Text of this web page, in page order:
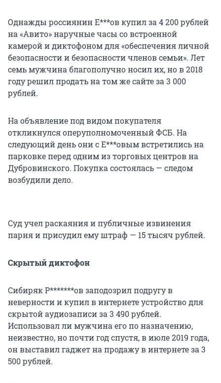
Однажды россиянин Е***ов купил за 4 200 рублей
на «Авито» наручные часы со встроенной
камерой и диктофоном для «обеспечения личной
безопасности и безопасности членов семьи». Лет
семь мужчина благополучно носил их, но в 2018
году решил продать на том же сайте за 3 000
рублей.
На объявление под видом покупателя
откликнулся оперуполномоченный ФСБ. На
следующий день они с Е***овым встретились на
парковке перед одним из торговых центров на
Дубровинского. Покупка состоялась — следом
возбудили дело.
Суд учел раскаяния и публичные извинения
парня и присудил ему штраф — 15 тысяч рублей.
Скрытый диктофон
Сибиряк Р*******ов заподозрил подругу в
неверности и купил в интернете устройство для
скрытой аудиозаписи за 3 490 рублей.
Использовал ли мужчина его по назначению,
неизвестно, но почти год спустя, в июле 2019 года,
он выставил гаджет на продажу в интернете за 3
500 рублей.